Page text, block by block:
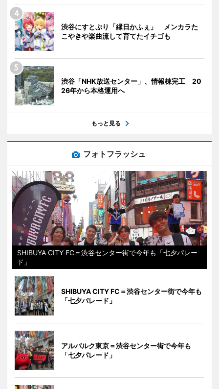
渋谷にすとぷり「縁日かふぇ」 メンカラた
こやきや楽曲流して育てたイチゴも
渋谷「NHK放送センター」、情報棟完工 20
26年から本格運用へ
もっと見る
フォトフラッシュ
SHIBUYA CITY FC＝渋谷センター街で今年も「七夕パレー
ド」
SHIBUYA CITY FC＝渋谷センター街で今年も
「七夕パレード」
アルバルク東京＝渋谷センター街で今年も
「七夕パレード」